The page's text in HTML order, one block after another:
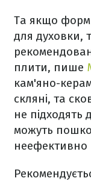
Та якщо
для духовки,
плити, пише
кам'яно-
скляні, та
не підходять
можуть
неефективно